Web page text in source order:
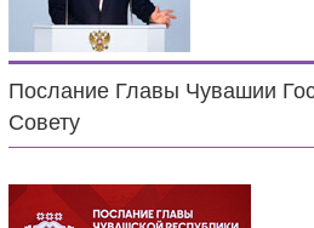
Послание Главы Чувашии
Совету